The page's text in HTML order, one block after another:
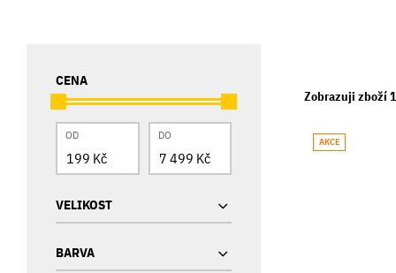
CENA
OD DO
VELIKOST
BARVA
Zobrazuji zboží
AKCE